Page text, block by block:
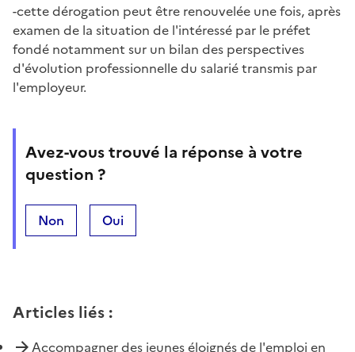
-cette dérogation peut être renouvelée une fois, après
examen de la situation de l'intéressé par le préfet
fondé notamment sur un bilan des perspectives
d'évolution professionnelle du salarié transmis par
l'employeur.
Avez-vous trouvé la réponse à votre
question ?
Non Oui
Articles liés :
Accompagner des jeunes éloignés de l'emploi en